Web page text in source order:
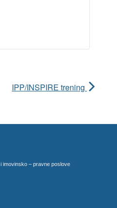
IPP/INSPIRE trening
imovinsko – pravne poslove